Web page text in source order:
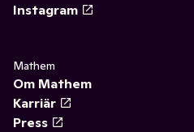
Instagram
Mathem
Om Mathem
Karriär
Press